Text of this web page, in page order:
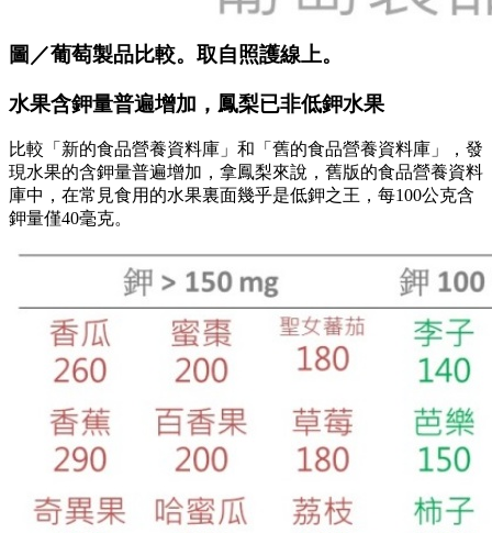
圖／葡萄製品比較。取自照護線上。
水果含鉀量普遍增加，鳳梨已非低鉀水果
比較「新的食品營養資料庫」和「舊的食品營養資料庫」，發
現水果的含鉀量普遍增加，拿鳳梨來說，舊版的食品營養資料
庫中，在常見食用的水果裏面幾乎是低鉀之王，每100公克含
鉀量僅40毫克。